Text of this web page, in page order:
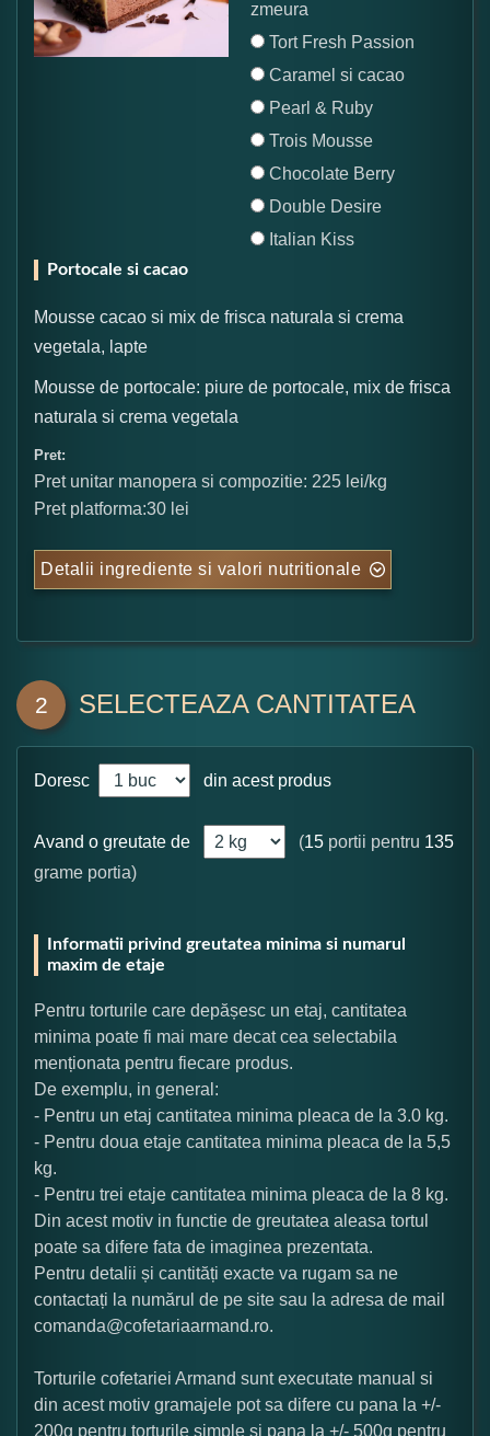
zmeura
Tort Fresh Passion
Caramel si cacao
Pearl & Ruby
Trois Mousse
Chocolate Berry
Double Desire
Italian Kiss
Portocale si cacao
Mousse cacao si mix de frisca naturala si crema
vegetala, lapte
Mousse de portocale: piure de portocale, mix de frisca
naturala si crema vegetala
Pret:
Pret unitar manopera si compozitie: 225 lei/kg
Pret platforma:30 lei
Detalii ingrediente si valori nutritionale
2 SELECTEAZA CANTITATEA
Doresc din acest produs
Avand o greutate de (15 portii pentru 135
grame portia)
Informatii privind greutatea minima si numarul
maxim de etaje
Pentru torturile care depășesc un etaj, cantitatea
minima poate fi mai mare decat cea selectabila
menționata pentru fiecare produs.
De exemplu, in general:
- Pentru un etaj cantitatea minima pleaca de la 3.0 kg.
- Pentru doua etaje cantitatea minima pleaca de la 5,5
kg.
- Pentru trei etaje cantitatea minima pleaca de la 8 kg.
Din acest motiv in functie de greutatea aleasa tortul
poate sa difere fata de imaginea prezentata.
Pentru detalii și cantități exacte va rugam sa ne
contactați la numărul de pe site sau la adresa de mail
comanda@cofetariaarmand.ro.
Torturile cofetariei Armand sunt executate manual si
din acest motiv gramajele pot sa difere cu pana la +/-
200g pentru torturile simple si pana la +/- 500g pentru